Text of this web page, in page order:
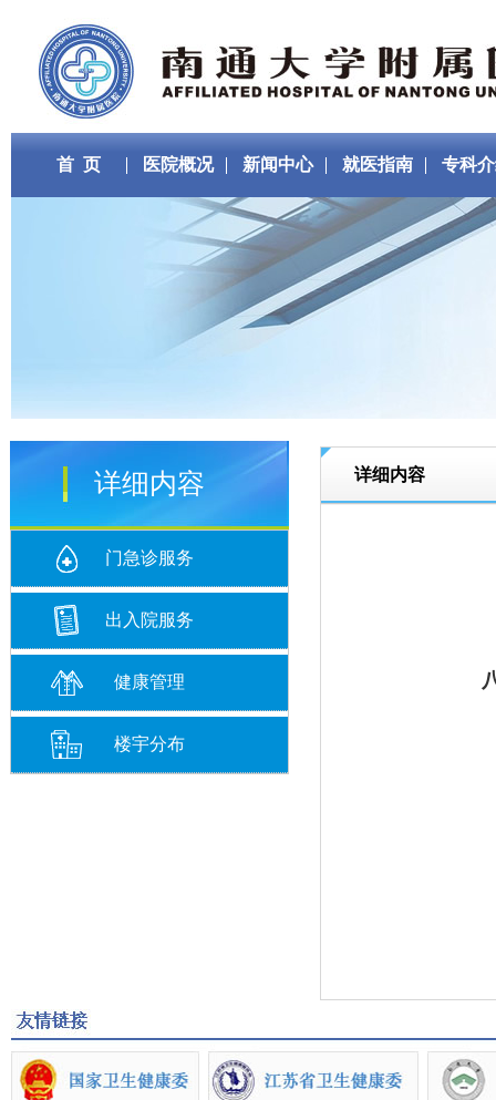
首 页 医院概况 新闻中心 就医指南 专科
详细内容
门急诊服务
出入院服务
健康管理
楼宇分布
详细内容